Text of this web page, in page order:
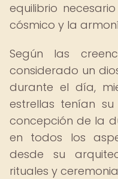
equilibrio
cósmico y la
Según las
considerado un
durante el día,
estrellas tenían
concepción de la
en todos los
desde su
rituales y